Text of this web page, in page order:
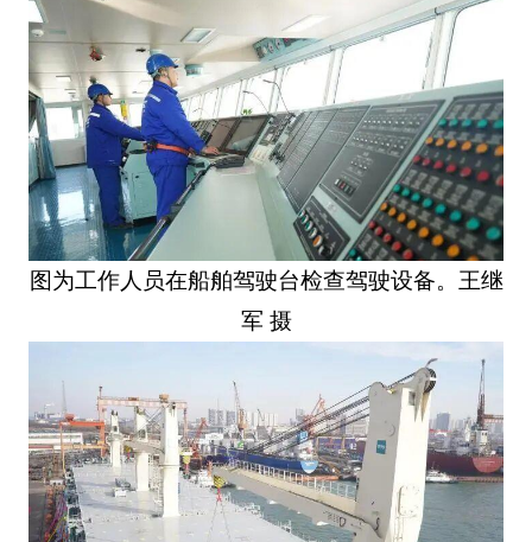
图为工作人员在船舶驾驶台检查驾驶设备。王继
军 摄